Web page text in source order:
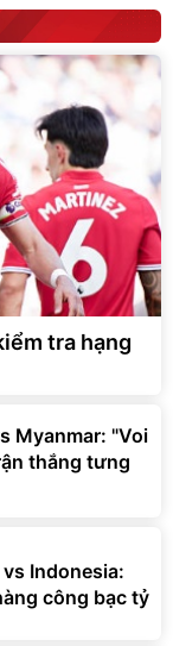
tra hạng
Myanmar: "Voi
thắng tưng
Indonesia:
công bạc tỷ